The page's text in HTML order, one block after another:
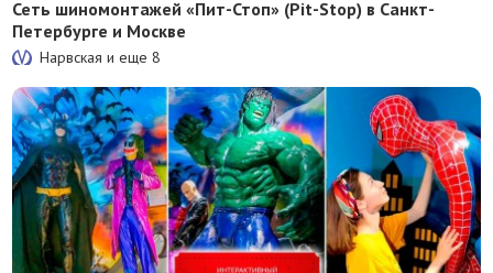
Сеть шиномонтажей «Пит-Стоп» (Pit-Stop) в Санкт-
Петербурге и Москве
Нарвская и еще8